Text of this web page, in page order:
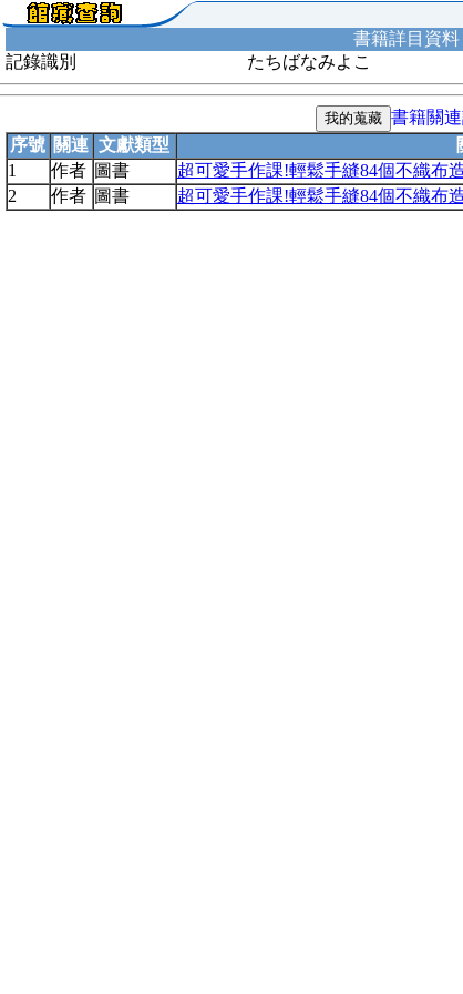
書籍詳目資料
記錄識別
たちばなみよこ
書籍關
序號 關連 文獻類型
1
作者 圖書
超可愛手作課!輕鬆手縫84個不織布
2
作者 圖書 超可愛手作課!輕鬆手縫84個不織布